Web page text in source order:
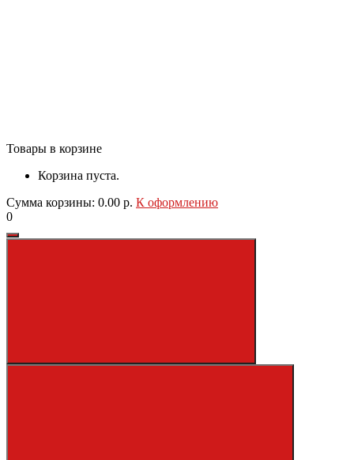
Товары в корзине
Корзина пуста.
Сумма корзины: 0.00 р. К оформлению
0